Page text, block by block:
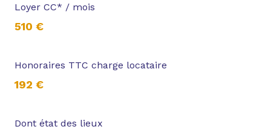
Loyer CC* / mois
510 €
Honoraires TTC charge locataire
192 €
Dont état des lieux